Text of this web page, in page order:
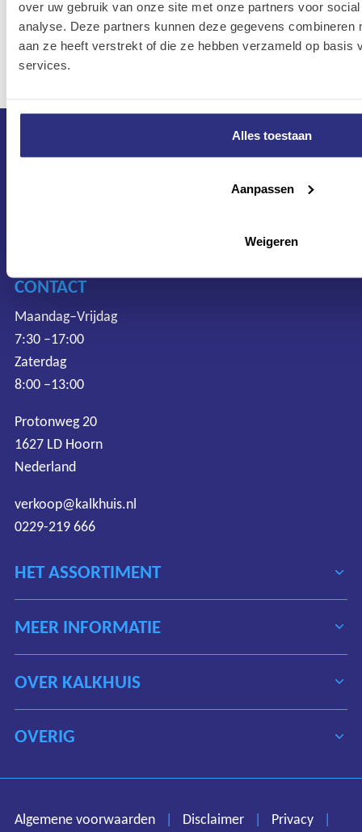
over uw gebruik van onze site met onze partners voor
analyse. Deze partners kunnen deze gegevens combineren
aan ze heeft verstrekt of die ze hebben verzameld op basis
services.
Alles toestaan
Aanpassen
Weigeren
Disclaimer
Privacy
Spanmoer M14
FIXTEC, 8 mm
115 - 150 mm
13A-
4932-
3524-73
4002395371327
HET ASSORTIMENT
MEER INFORMATIE
OVER KALKHUIS
CONTACT
Maandag–Vrijdag
7:30 –17:00
Zaterdag
8:00 –13:00
Protonweg 20
1627 LD Hoorn
Nederland
verkoop@kalkhuis.nl
0229-219 666
OVERIG
Algemene voorwaarden | Disclaimer | Privacy
|